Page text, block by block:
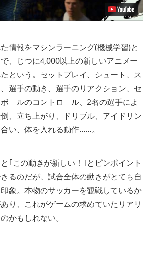
情報をマシンラーニング(機械学習)と
、じつに4,000以上の新しいアニメー
という。セットプレイ、シュート、ス
選手の動き、選手のリアクション、セ
ールのコントロール、2名の選手によ
、立ち上がり、ドリブル、アイドリン
い、体を入れる動作……。
｢この動きが新しい！｣とピンポイント
るのだが、試合全体の動きがとても自
象。本物のサッカーを観戦しているか
り、これがゲームの求めていたリアリ
かもしれない。